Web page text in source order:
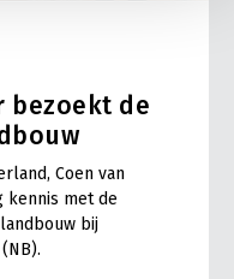
bezoekt de
Coen van
kennis met de
bij